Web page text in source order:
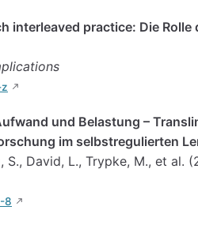
interleaved practice: Die Rolle
und Belastung –
im selbstregulierten
S., David, L., Trypke, M., et al.
8